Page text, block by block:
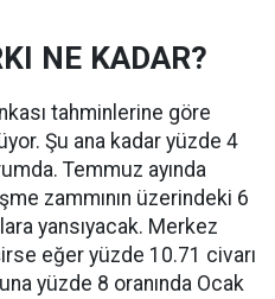
NE KADAR?
tahminlerine göre
Şu ana kadar yüzde 4
Temmuz ayında
zammının üzerindeki 6
yansıyacak. Merkez
eğer yüzde 10.71 civarı
yüzde 8 oranında Ocak